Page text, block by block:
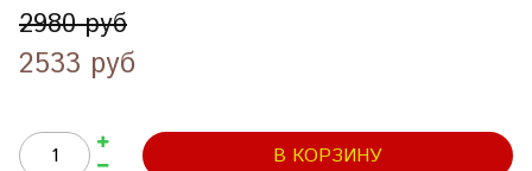
2980 руб
2533 руб
В КОРЗИНУ